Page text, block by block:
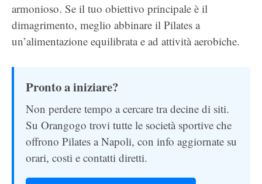
armonioso. Se il tuo obiettivo principale è il
dimagrimento, meglio abbinare il Pilates a
un’alimentazione equilibrata e ad attività aerobiche.
Pronto a iniziare?
Non perdere tempo a cercare tra decine di siti.
Su Orangogo trovi tutte le società sportive che
offrono Pilates a Napoli, con info aggiornate su
orari, costi e contatti diretti.